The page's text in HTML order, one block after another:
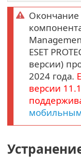
Окончание
ESET
версии)
2024 года.
версии 11.1